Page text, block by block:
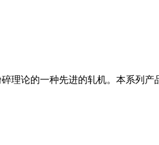
理论的一种先进的轧机。本系列产